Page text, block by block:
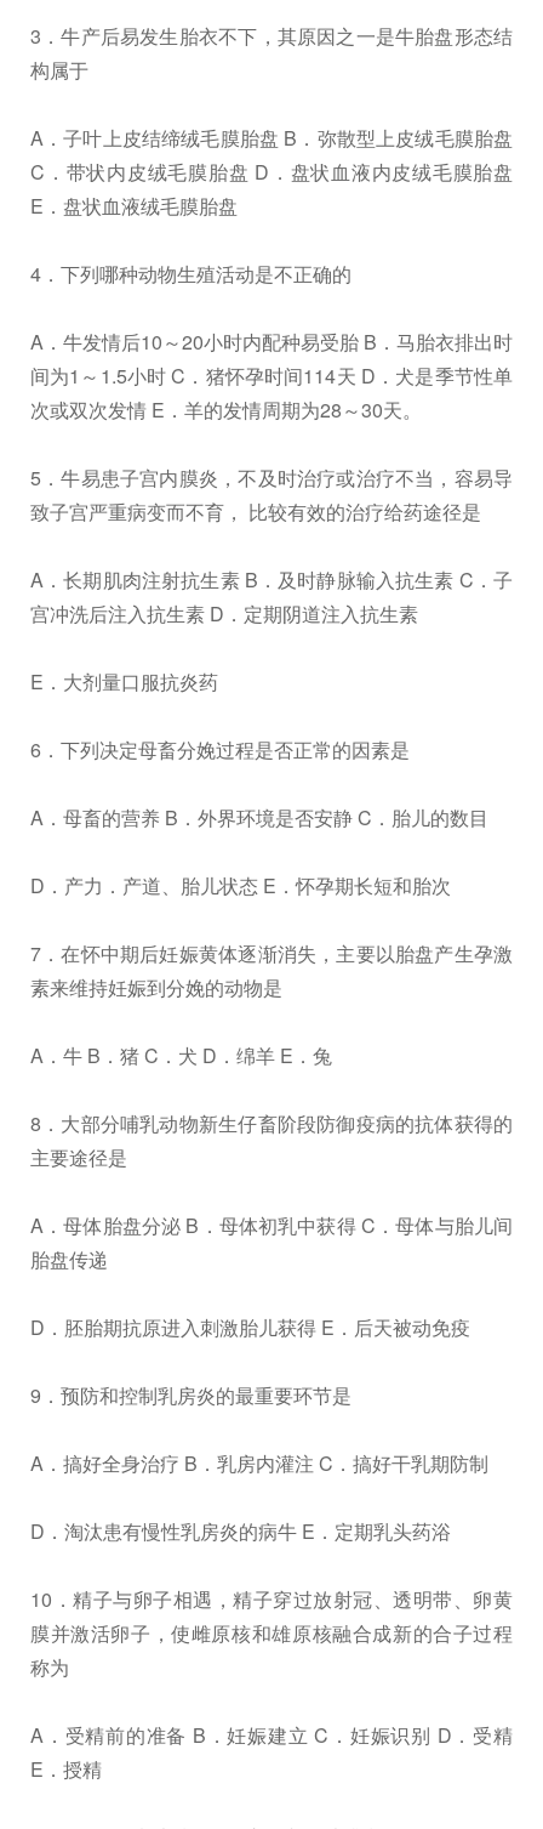
3．牛产后易发生胎衣不下，其原因之一是牛胎盘形态结
构属于
A．子叶上皮结缔绒毛膜胎盘 B．弥散型上皮绒毛膜胎盘
C．带状内皮绒毛膜胎盘 D．盘状血液内皮绒毛膜胎盘
E．盘状血液绒毛膜胎盘
4．下列哪种动物生殖活动是不正确的
A．牛发情后10～20小时内配种易受胎 B．马胎衣排出时
间为1～1.5小时 C．猪怀孕时间114天 D．犬是季节性单
次或双次发情 E．羊的发情周期为28～30天。
5．牛易患子宫内膜炎，不及时治疗或治疗不当，容易导
致子宫严重病变而不育， 比较有效的治疗给药途径是
A．长期肌肉注射抗生素 B．及时静脉输入抗生素 C．子
宫冲洗后注入抗生素 D．定期阴道注入抗生素
E．大剂量口服抗炎药
6．下列决定母畜分娩过程是否正常的因素是
A．母畜的营养 B．外界环境是否安静 C．胎儿的数目
D．产力．产道、胎儿状态 E．怀孕期长短和胎次
7．在怀中期后妊娠黄体逐渐消失，主要以胎盘产生孕激
素来维持妊娠到分娩的动物是
A．牛 B．猪 C．犬 D．绵羊 E．兔
8．大部分哺乳动物新生仔畜阶段防御疫病的抗体获得的
主要途径是
A．母体胎盘分泌 B．母体初乳中获得 C．母体与胎儿间
胎盘传递
D．胚胎期抗原进入刺激胎儿获得 E．后天被动免疫
9．预防和控制乳房炎的最重要环节是
A．搞好全身治疗 B．乳房内灌注 C．搞好干乳期防制
D．淘汰患有慢性乳房炎的病牛 E．定期乳头药浴
10．精子与卵子相遇，精子穿过放射冠、透明带、卵黄
膜并激活卵子，使雌原核和雄原核融合成新的合子过程
称为
A．受精前的准备 B．妊娠建立 C．妊娠识别 D．受精
E．授精